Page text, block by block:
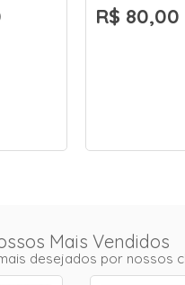
R$ 80,00
Mais Vendidos
desejados por nossos